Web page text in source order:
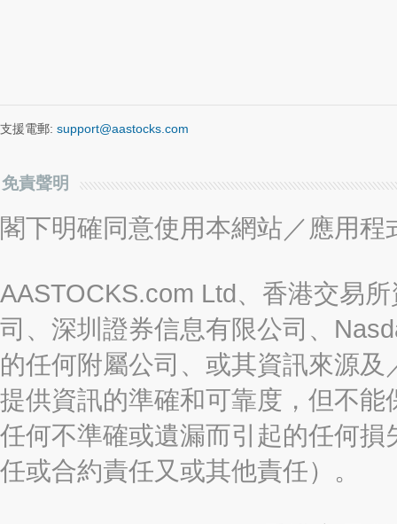
支援電郵: support@aastocks.com
免責聲明
閣下明確同意使用本網站／應用
AASTOCKS.com Ltd、香港交易
司、深圳證券信息有限公司、
的任何附屬公司、或其資訊來源
提供資訊的準確和可靠度，但不
任何不準確或遺漏而引起的任何
任或合約責任又或其他責任）。